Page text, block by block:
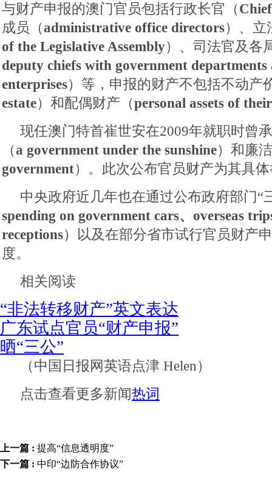
与财产申报的澳门官员包括行政长官（
成员（administrative office directors）、立
of the Legislative Assembly）、司法官及各
deputy chiefs with government
enterprises）等，申报的财产不包括不动产
estate）和配偶财产（personal assets of
现任澳门特首崔世安在2009年就职时曾
（a government under the sunshine）和廉
government）。此次公布官员财产为其具
中央政府近几年也在通过公布政府部门“
spending on government cars、overseas
receptions）以及在部分省市试行官员财产
度。
相关阅读
“非法转移财产”英文表达
广东试点官员“财产申报”
晒“三公”
（中国日报网英语点津 Helen）
点击查看更多新闻热词
上一篇 : 提高“信息透明度”
下一篇 : 中印“边防合作协议”